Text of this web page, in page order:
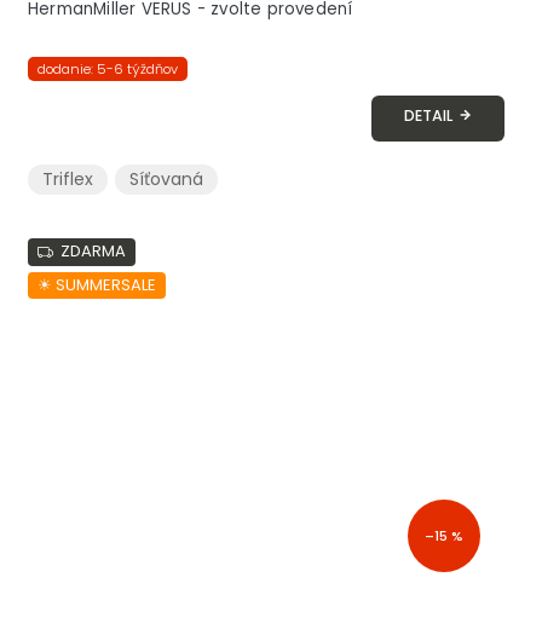
HermanMiller VERUS - zvolte provedení
dodanie: 5-6 týždňov
DETAIL
Triflex Síťovaná
ZDARMA
☀︎ SUMMERSALE
–15 %